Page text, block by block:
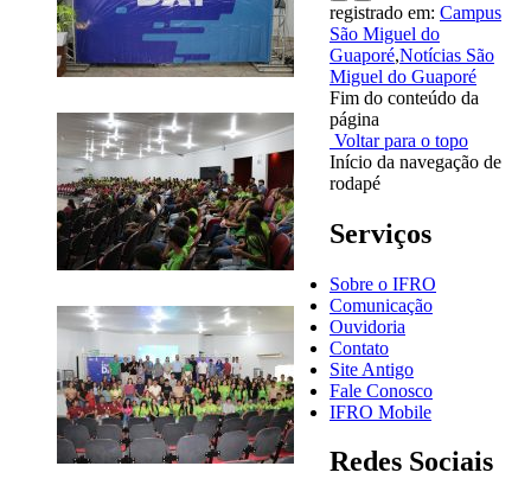
registrado em: Campus
São Miguel do
Guaporé,Notícias São
Miguel do Guaporé
Fim do conteúdo da
página
Voltar para o topo
Início da navegação de
rodapé
Serviços
Sobre o IFRO
Comunicação
Ouvidoria
Contato
Site Antigo
Fale Conosco
IFRO Mobile
Redes Sociais